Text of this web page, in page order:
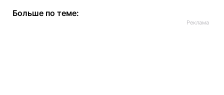
Больше по теме: